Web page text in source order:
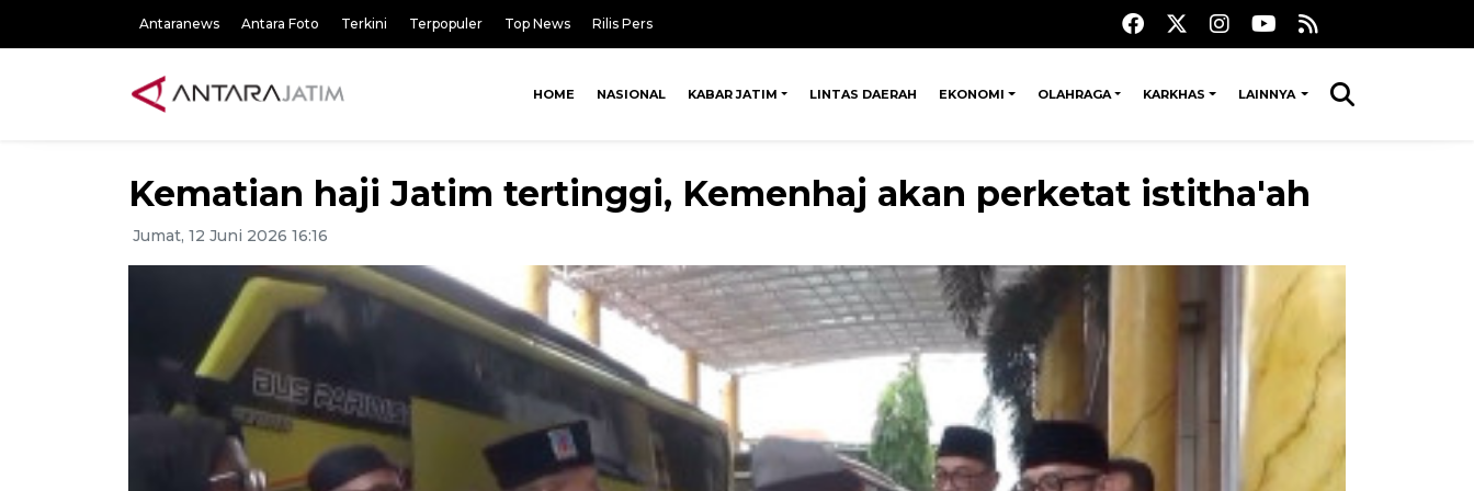
Antaranews Antara Foto Terkini Terpopuler Top News Rilis Pers
HOME NASIONAL KABAR JATIM LINTAS DAERAH EKONOMI OLAHRAGA KARKHAS LAINNYA
Kematian haji Jatim tertinggi, Kemenhaj akan perketat istitha'ah
Jumat, 12 Juni 2026 16:16